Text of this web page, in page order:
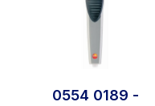
0554 0189 -